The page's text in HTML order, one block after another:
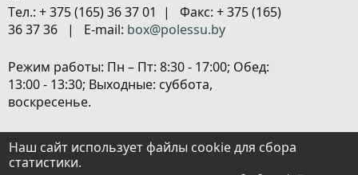
Tел.: + 375 (165) 36 37 01 | Факс: + 375 (165)
36 37 36 | E-mail: box@polessu.by
Режим работы: Пн – Пт: 8:30 - 17:00; Обед:
13:00 - 13:30; Выходные: суббота,
воскресенье.
Расположение объектов |
Политика
обработки персональных данных|
Наш сайт использует файлы cookie для сбора
статистики.